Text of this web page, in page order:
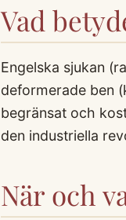
Vad
Engelska sjukan
deformerade ben
begränsat och
den industriella
När och